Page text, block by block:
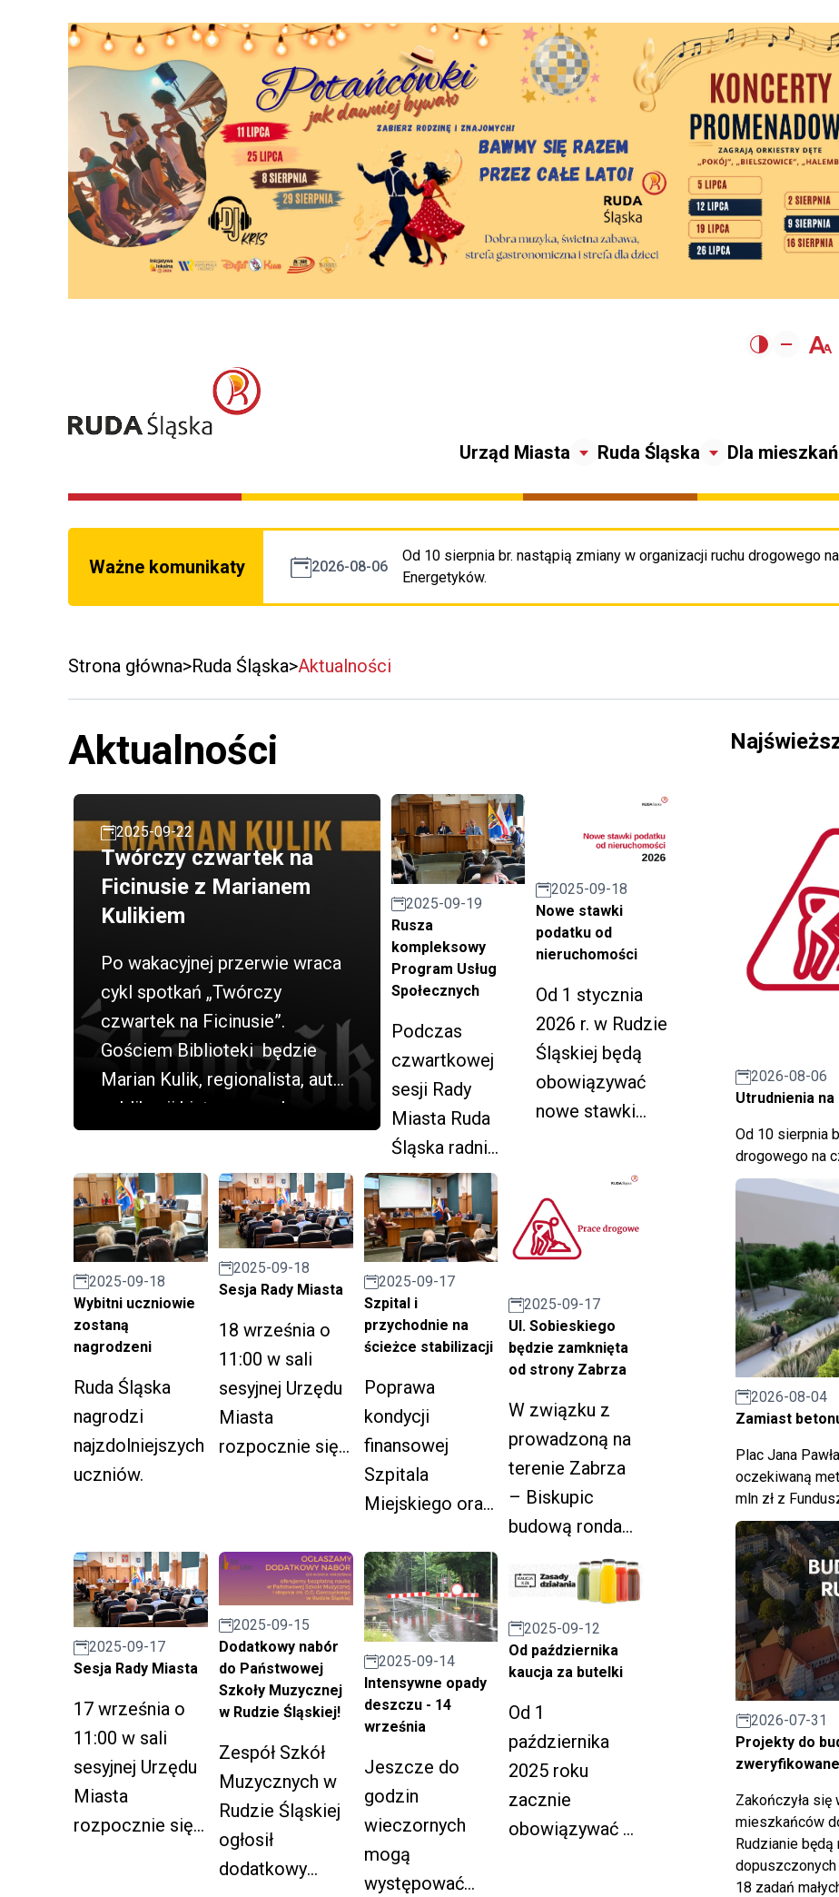
Urząd Miasta Ruda Śląska Dla
Ważne komunikaty 2026-08-06
Od 10 sierpnia br. nastąpią zmiany w organizacji ruchu drogowego
Energetyków.
Strona główna Ruda Śląska Aktualności
Aktualności
2025-09-22
Twórczy czwartek na
Ficinusie z Marianem
Kulikiem
Po wakacyjnej przerwie wraca
cykl spotkań „Twórczy
czwartek na Ficinusie”.
Gościem Biblioteki będzie
Marian Kulik, regionalista, autor
publikacji historycznych.
2025-09-19
Rusza
kompleksowy
Program Usług
Społecznych
Podczas
czwartkowej
sesji Rady
Miasta Ruda
Śląska radni
przyjęli uchwałę
w sprawie
wdrożenia w
mieście
Programu Usług
Społecznych.
2025-09-18
Nowe stawki
podatku od
nieruchomości
Od 1 stycznia
2026 r. w Rudzie
Śląskiej będą
obowiązywać
nowe stawki
nieruchomości.
2025-09-18
Wybitni uczniowie
zostaną
nagrodzeni
Ruda Śląska
nagrodzi
najzdolniejszych
uczniów.
2025-09-18
Sesja Rady Miasta
18 września o
11:00 w sali
sesyjnej Urzędu
Miasta
rozpocznie się
2025-09-17
Szpital i
przychodnie na
ścieżce stabilizacji
Poprawa
kondycji
finansowej
Szpitala
Miejskiego oraz
Samodzielnych
Publicznych
Zakładach
Opieki
Zdrowotnej (SP
ZOZ).
2025-09-17
Ul. Sobieskiego
będzie zamknięta
od strony Zabrza
W związku z
prowadzoną na
terenie Zabrza
– Biskupic
budową ronda
Bytomskiej, od
zamknięty
zostanie wylot
ulicy
Sobieskiego od
strony Zabrza.
2025-09-17
Sesja Rady Miasta
17 września o
11:00 w sali
sesyjnej Urzędu
Miasta
rozpocznie się
2025-09-15
Dodatkowy nabór
do Państwowej
Szkoły Muzycznej
w Rudzie Śląskiej!
Zespół Szkół
Muzycznych w
Rudzie Śląskiej
ogłosił
dodatkowy
2025-09-14
Intensywne opady
deszczu - 14
września
Jeszcze do
godzin
wieczornych
mogą
występować
2025-09-12
Od października
kaucja za butelki
Od 1
października
2025 roku
zacznie
obowiązywać w
2026-08-06
Utrudnienia
Od 10 sierpnia
drogowego na
2026-08-04
Zamiast
Plac Jana
oczekiwaną
mln zł z
2026-07-31
Projekty do
zweryfikowane
Zakończyła
mieszkańców
Rudzianie
dopuszczonych
18 zadań